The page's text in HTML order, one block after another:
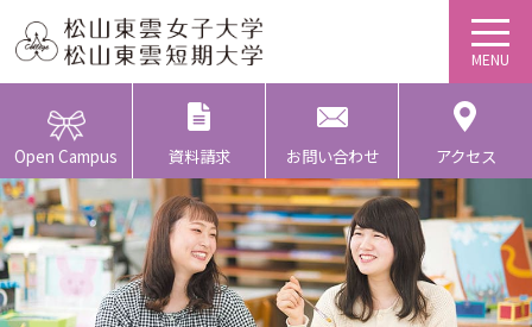
Open Campus 資料請求 お問い合わせ アクセス